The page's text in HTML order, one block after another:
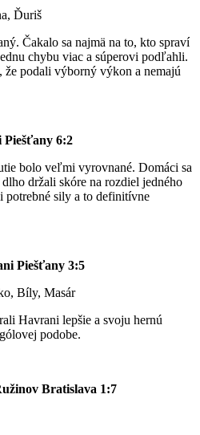
Ďuriš
Čakalo sa najmä na to, kto spraví
chybu viac a súperovi podľahli.
že podali výborný výkon a nemajú
Piešťany 6:2
bolo veľmi vyrovnané. Domáci sa
držali skóre na rozdiel jedného
potrebné sily a to definitívne
Piešťany 3:5
Bíly, Masár
Havrani lepšie a svoju hernú
podobe.
Bratislava 1:7